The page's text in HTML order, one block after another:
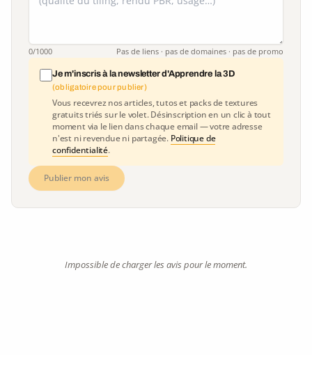
0/1000 Pas de liens · pas de domaines · pas de promo
Je m'inscris à la newsletter d'Apprendre la 3D
(obligatoire pour publier)
Vous recevrez nos articles, tutos et packs de textures
gratuits triés sur le volet. Désinscription en un clic à tout
moment via le lien dans chaque email — votre adresse
n'est ni revendue ni partagée. Politique de
confidentialité.
Publier mon avis
Impossible de charger les avis pour le moment.